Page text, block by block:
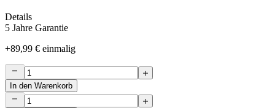
Details
5 Jahre Garantie
+89,99 € einmalig
In den Warenkorb